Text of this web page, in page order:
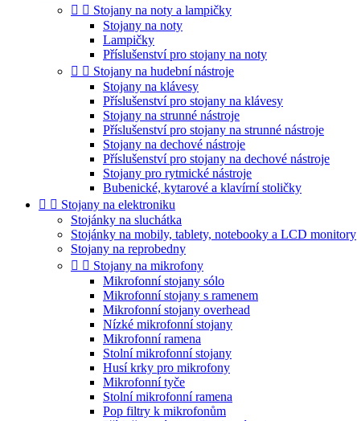
  Stojany na noty a lampičky
Stojany na noty
Lampičky
Příslušenství pro stojany na noty
  Stojany na hudební nástroje
Stojany na klávesy
Příslušenství pro stojany na klávesy
Stojany na strunné nástroje
Příslušenství pro stojany na strunné nástroje
Stojany na dechové nástroje
Příslušenství pro stojany na dechové nástroje
Stojany pro rytmické nástroje
Bubenické, kytarové a klavírní stoličky
  Stojany na elektroniku
Stojánky na sluchátka
Stojánky na mobily, tablety, notebooky a LCD monitory
Stojany na reprobedny
  Stojany na mikrofony
Mikrofonní stojany sólo
Mikrofonní stojany s ramenem
Mikrofonní stojany overhead
Nízké mikrofonní stojany
Mikrofonní ramena
Stolní mikrofonní stojany
Husí krky pro mikrofony
Mikrofonní tyče
Stolní mikrofonní ramena
Pop filtry k mikrofonům